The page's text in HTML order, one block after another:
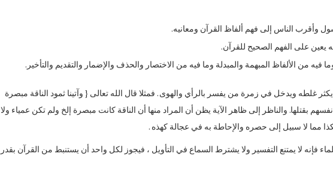
وأقرب الناس إلى فهم ألفاظ القرآن ومعانيه.
على الفهم الصحيح للقرآن.
فيه من الألفاظ المبهمة والمبدلة وما فيه من الاختصار والحذف والإضمار والتقديم والتأخير.
غلطه ويدخل في زمرة من يفسر بالرأي والهوى . فمثلا قال الله تعالى { وآتينا ثمود الناقة مبصرة
بقتلها. والناظر إلى ظاهر الآية يظن أن المراد منها أن الناقة كانت مبصرة إلخ ولم تكن عمياء ولا
مما لا سبيل إلى حصره والإحاطة به في عجالة كهذه .
فإنه لا يمتنع التفسير ولا يشترط السماع في التأويل ، فيجوز لكل واحد أن يستنبط من القرآن بقدر